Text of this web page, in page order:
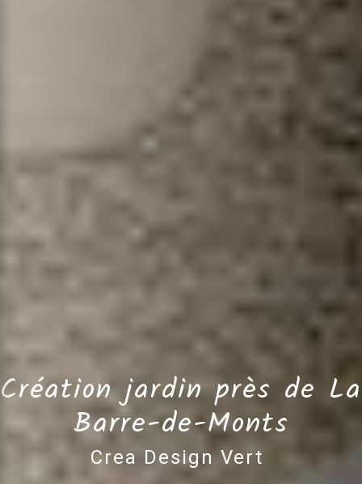
Création jardin près de La
Barre-de-Monts
Crea Design Vert